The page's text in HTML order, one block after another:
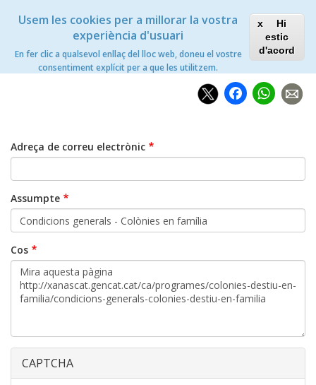
Usem les cookies per a millorar la vostra
experiència d'usuari
En fer clic a qualsevol enllaç del lloc web, doneu el vostre
consentiment explícit per a que les utilitzem.
Hi
estic
d'acord
Toggle
Xanascat
Inici Compartir per email
Adreça de correu electrònic
Assumpte
Cos
CAPTCHA